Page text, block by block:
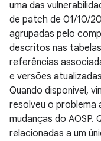
uma das
de patch de 01/10/
agrupadas pelo
descritos nas
referências
e versões
Quando disponível,
resolveu o problema
mudanças do AOSP.
relacionadas a um